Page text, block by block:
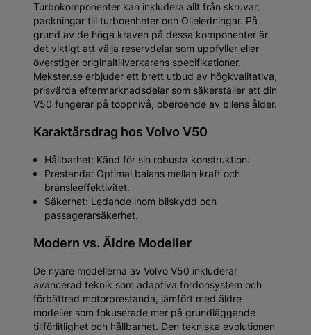
Turbokomponenter kan inkludera allt från skruvar,
packningar till turboenheter och Oljeledningar. På
grund av de höga kraven på dessa komponenter är
det viktigt att välja reservdelar som uppfyller eller
överstiger originaltillverkarens specifikationer.
Mekster.se erbjuder ett brett utbud av högkvalitativa,
prisvärda eftermarknadsdelar som säkerställer att din
V50 fungerar på toppnivå, oberoende av bilens ålder.
Karaktärsdrag hos Volvo V50
Hållbarhet: Känd för sin robusta konstruktion.
Prestanda: Optimal balans mellan kraft och
bränsleeffektivitet.
Säkerhet: Ledande inom bilskydd och
passagerarsäkerhet.
Modern vs. Äldre Modeller
De nyare modellerna av Volvo V50 inkluderar
avancerad teknik som adaptiva fordonsystem och
förbättrad motorprestanda, jämfört med äldre
modeller som fokuserade mer på grundläggande
tillförlitlighet och hållbarhet. Den tekniska evolutionen